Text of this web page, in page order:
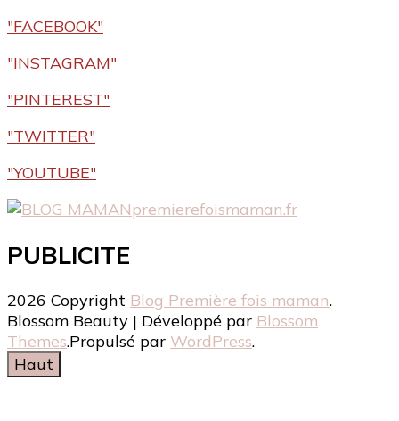
"FACEBOOK"
"INSTAGRAM"
"PINTEREST"
"TWITTER"
"YOUTUBE"
premierefoismaman.fr
PUBLICITE
2026 Copyright Blog Première fois maman.
Blossom Beauty | Développé par Blossom
Themes.Propulsé par WordPress.
Haut